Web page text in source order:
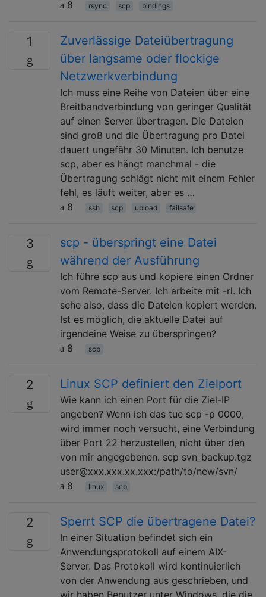
8 rsync scp bindings
1
Zuverlässige Dateiübertragung
über langsame oder flockige
Netzwerkverbindung
Ich muss eine Reihe von Dateien über eine
Breitbandverbindung von geringer Qualität
auf einen Server übertragen. Die Dateien
sind groß und die Übertragung pro Datei
dauert ungefähr 30 Minuten. Ich benutze
scp, aber es hängt manchmal - die
Übertragung schlägt nicht mit einem Fehler
fehl, es läuft weiter, aber es …
8
ssh scp upload failsafe
3
scp - überspringt eine Datei
während der Ausführung
Ich führe scp aus und kopiere einen Ordner
vom Remote-Server. Ich arbeite mit -rl. Ich
sehe also, dass die Dateien kopiert werden.
Ist es möglich, die aktuelle Datei auf
irgendeine Weise zu überspringen?
8
scp
2 Linux SCP definiert den Zielport
Wie kann ich einen Port für die Ziel-IP
angeben? Wenn ich das tue scp -p 0000,
wird immer noch versucht, eine Verbindung
über Port 22 herzustellen, nicht über den
von mir angegebenen. scp svn_backup.tgz
user@xxx.xxx.xx.xxx:/path/to/new/svn/
8
linux scp
2 Sperrt SCP die übertragene Datei?
In einer Situation befindet sich ein
Anwendungsprotokoll auf einem AIX-
Server. Das Protokoll wird kontinuierlich
von der Anwendung aus geschrieben, und
wir haben Benutzer unter Windows, die die